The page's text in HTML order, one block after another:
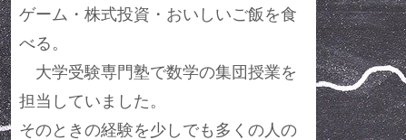
ゲーム・株式投資・おいしいご飯を食
べる。
大学受験専門塾で数学の集団授業を
担当していました。
そのときの経験を少しでも多くの人の